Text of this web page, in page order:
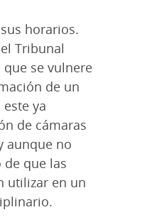
horarios.
Tribunal
se vulnere
de un
ya
de cámaras
aunque no
que las
utilizar en un